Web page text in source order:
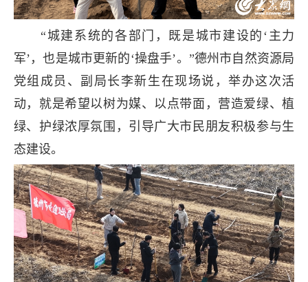
“城建系统的各部门，既是城市建设的‘主力
军’，也是城市更新的‘操盘手’。”德州市自然资源局
党组成员、副局长李新生在现场说，举办这次活
动，就是希望以树为媒、以点带面，营造爱绿、植
绿、护绿浓厚氛围，引导广大市民朋友积极参与生
态建设。